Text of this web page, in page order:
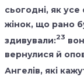
сьогодні, як
жінок, що рано
здивували:23
вернулися й
Ангелів, які